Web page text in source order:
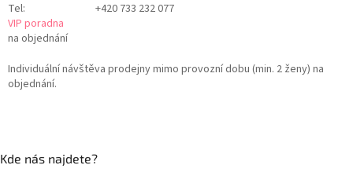
Tel:
+420 733 232 077
VIP poradna
na objednání
Individuální návštěva prodejny mimo provozní dobu (min. 2 ženy) na
objednání.
Kde nás najdete?